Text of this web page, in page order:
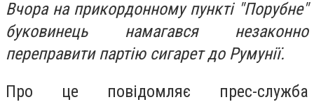
Вчора на прикордонному пункті "Порубне"
буковинець намагався незаконно
переправити партію сигарет до Румунії.
Про це повідомляє прес-служба